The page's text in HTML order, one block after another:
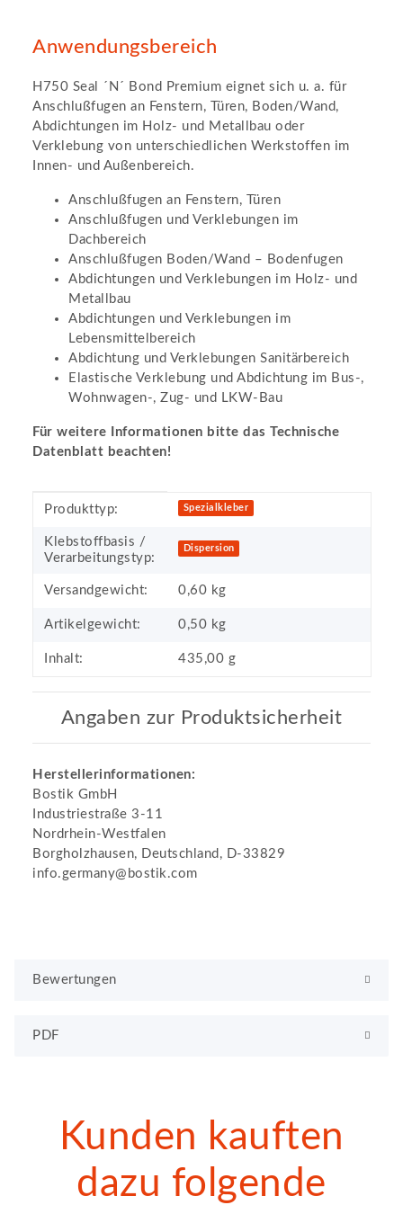
Anwendungsbereich
H750 Seal ´N´ Bond Premium eignet sich u. a. für
Anschlußfugen an Fenstern, Türen, Boden/Wand,
Abdichtungen im Holz- und Metallbau oder
Verklebung von unterschiedlichen Werkstoffen im
Innen- und Außenbereich.
Anschlußfugen an Fenstern, Türen
Anschlußfugen und Verklebungen im
Dachbereich
Anschlußfugen Boden/Wand – Bodenfugen
Abdichtungen und Verklebungen im Holz- und
Metallbau
Abdichtungen und Verklebungen im
Lebensmittelbereich
Abdichtung und Verklebungen Sanitärbereich
Elastische Verklebung und Abdichtung im Bus-,
Wohnwagen-, Zug- und LKW-Bau
Für weitere Informationen bitte das Technische
Datenblatt beachten!
Produkteigenschaft
Wert
Produkttyp: Spezialkleber
Klebstoffbasis /
Verarbeitungstyp:
Dispersion
Versandgewicht: 0,60 kg
Artikelgewicht: 0,50 kg
Inhalt: 435,00 g
Angaben zur Produktsicherheit
Herstellerinformationen:
Bostik GmbH
Industriestraße 3-11
Nordrhein-Westfalen
Borgholzhausen, Deutschland, D-33829
info.germany@bostik.com
Bewertungen
PDF
Kunden kauften
dazu folgende